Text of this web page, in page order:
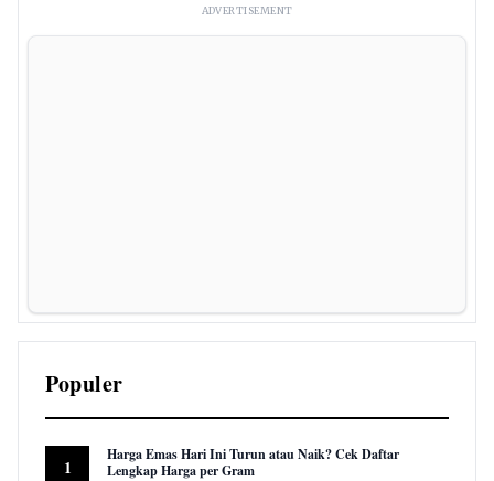
ADVERTISEMENT
Populer
1
Harga Emas Hari Ini Turun atau Naik? Cek Daftar
Lengkap Harga per Gram